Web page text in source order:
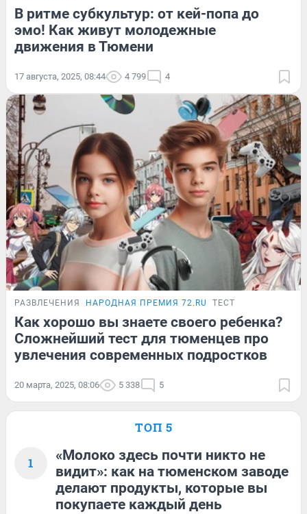
В ритме субкультур: от кей-попа до
эмо! Как живут молодежные
движения в Тюмени
17 августа, 2025, 08:44 4 799 4
РАЗВЛЕЧЕНИЯ НАРОДНАЯ ПРЕМИЯ 72.RU ТЕСТ
Как хорошо вы знаете своего ребенка?
Сложнейший тест для тюменцев про
увлечения современных подростков
20 марта, 2025, 08:06 5 338 5
ТОП 5
1
«Молоко здесь почти никто не
видит»: как на тюменском заводе
делают продукты, которые вы
покупаете каждый день